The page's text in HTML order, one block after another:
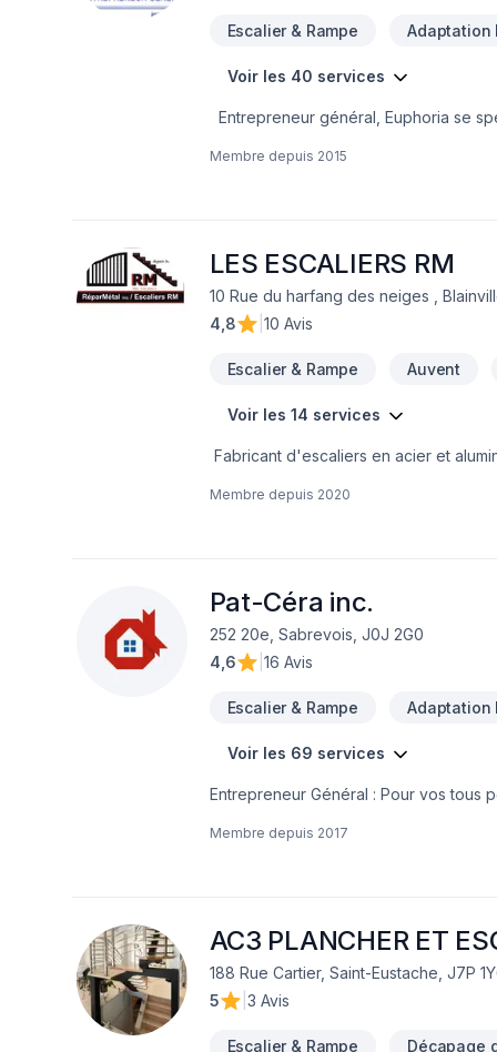
Escalier & Rampe Adaptation
Voir les 40 services
Entrepreneur général, Euphoria se
conception (plan de construction)-
les différentes étapes de la
Membre depuis 2015
LES ESCALIERS RM
10 Rue du harfang des neiges ,
4,8
10 Avis
Escalier & Rampe Auvent
Voir les 14 services
Fabricant d'escaliers en acier et
Membre depuis 2020
Pat-Céra inc.
252 20e, Sabrevois, J0J 2G0
4,6
16 Avis
Escalier & Rampe Adaptation
Voir les 69 services
Entrepreneur Général : Pour vos tous
Membre depuis 2017
AC3 PLANCHER ET
188 Rue Cartier, Saint-Eustache, J7P
5
3 Avis
Escalier & Rampe Décapage